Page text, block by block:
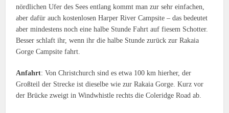
nördlichen Ufer des Sees entlang kommt man zur sehr einfachen,
aber dafür auch kostenlosen Harper River Campsite – das bedeutet
aber mindestens noch eine halbe Stunde Fahrt auf fiesem Schotter.
Besser schlaft ihr, wenn ihr die halbe Stunde zurück zur Rakaia
Gorge Campsite fahrt.
Anfahrt: Von Christchurch sind es etwa 100 km hierher, der
Großteil der Strecke ist dieselbe wie zur Rakaia Gorge. Kurz vor
der Brücke zweigt in Windwhistle rechts die Coleridge Road ab.